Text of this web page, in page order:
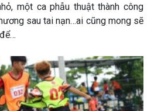
một ca phẫu thuật thành công
sau tai nạn…ai cũng mong sẽ